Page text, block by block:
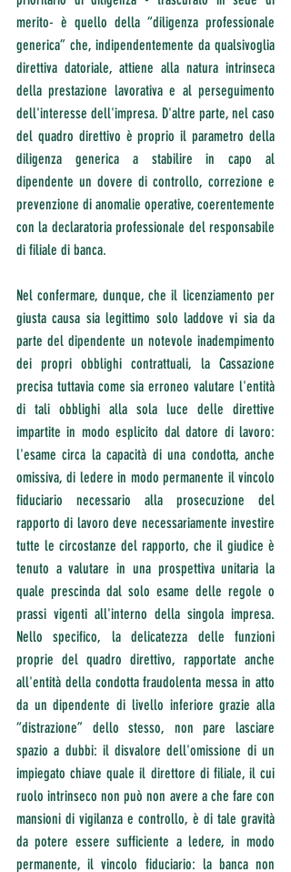
merito- è quello della “diligenza professionale
generica” che, indipendentemente da qualsivoglia
direttiva datoriale, attiene alla natura intrinseca
della prestazione lavorativa e al perseguimento
dell'interesse dell'impresa. D'altre parte, nel caso
del quadro direttivo è proprio il parametro della
diligenza generica a stabilire in capo al
dipendente un dovere di controllo, correzione e
prevenzione di anomalie operative, coerentemente
con la declaratoria professionale del responsabile
di filiale di banca.
Nel confermare, dunque, che il licenziamento per
giusta causa sia legittimo solo laddove vi sia da
parte del dipendente un notevole inadempimento
dei propri obblighi contrattuali, la Cassazione
precisa tuttavia come sia erroneo valutare l'entità
di tali obblighi alla sola luce delle direttive
impartite in modo esplicito dal datore di lavoro:
l'esame circa la capacità di una condotta, anche
omissiva, di ledere in modo permanente il vincolo
fiduciario necessario alla prosecuzione del
rapporto di lavoro deve necessariamente investire
tutte le circostanze del rapporto, che il giudice è
tenuto a valutare in una prospettiva unitaria la
quale prescinda dal solo esame delle regole o
prassi vigenti all'interno della singola impresa.
Nello specifico, la delicatezza delle funzioni
proprie del quadro direttivo, rapportate anche
all'entità della condotta fraudolenta messa in atto
da un dipendente di livello inferiore grazie alla
“distrazione” dello stesso, non pare lasciare
spazio a dubbi: il disvalore dell'omissione di un
impiegato chiave quale il direttore di filiale, il cui
ruolo intrinseco non può non avere a che fare con
mansioni di vigilanza e controllo, è di tale gravità
da potere essere sufficiente a ledere, in modo
permanente, il vincolo fiduciario: la banca non